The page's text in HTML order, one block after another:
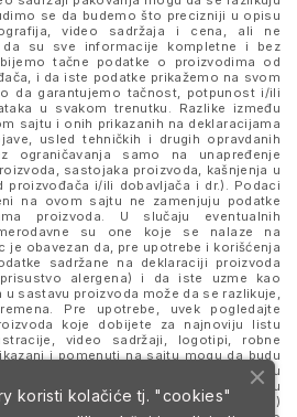
se da budemo što precizniji u opisu
video sadržaja i cena, ali ne
da su sve informacije kompletne i bez
tačne podatke o proizvodima od
i da iste podatke prikažemo na svom
da garantujemo tačnost, potpunost i/ili
u svakom trenutku. Razlike između
sajtu i onih prikazanih na deklaracijama
usled tehničkih i drugih opravdanih
samo na unapređenje
sastojaka proizvoda, kašnjenja u
proizvođača i/ili dobavljača i dr.). Podaci
na ovom sajtu ne zamenjuju podatke
proizvoda. U slučaju eventualnih
su one koje se nalaze na
je obavezan da, pre upotrebe i korišćenja
sadržane na deklaraciji proizvoda
alergena) i da iste uzme kao
sastavu proizvoda može da se razlikuje,
Pre upotrebe, uvek pogledajte
koje dobijete za najnoviju listu
video sadržaji, logotipi, robne
i pomenuti na sajtu mogu da budu
kompanija. Proizvodi prikazani na sajtu
poručivanje i ne podrazumeva se da su
Sve cene su izražene u dinarima (RSD)
koristi kolačiće tj. "cookies"